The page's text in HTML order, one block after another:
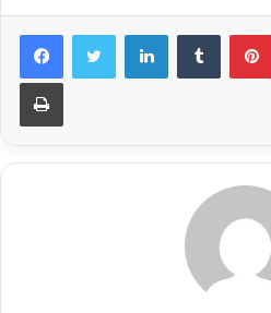
LinkedInTumblr
Печатать